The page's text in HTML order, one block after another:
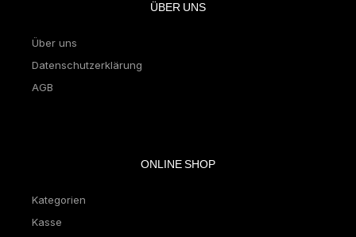
ÜBER UNS
Über uns
Datenschutzerklärung
AGB
ONLINE SHOP
Kategorien
Kasse